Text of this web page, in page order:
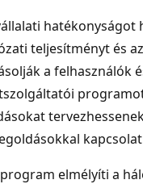
teljesítményt és
a felhasználók
elmélyíti a